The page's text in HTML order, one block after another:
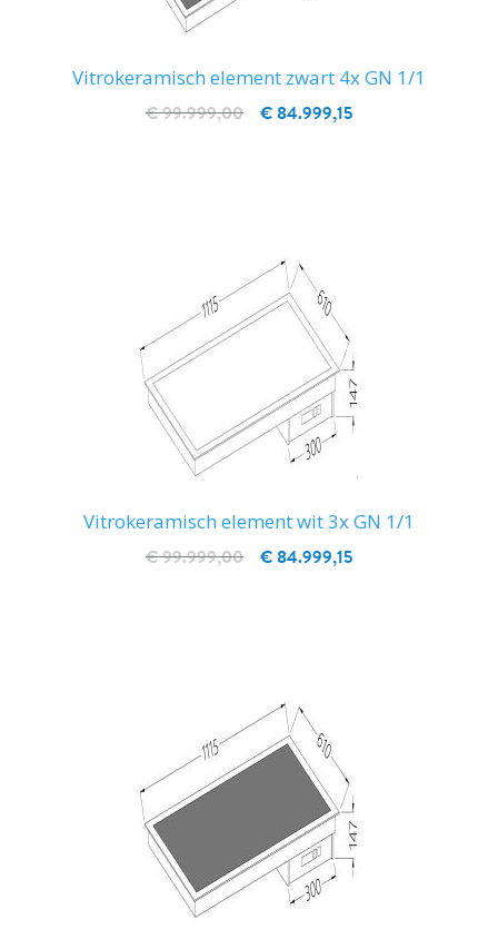
Vitrokeramisch element zwart 4x GN 1/1
€ 84.999,15
€ 99.999,00
Vitrokeramisch element wit 3x GN 1/1
€ 84.999,15
€ 99.999,00